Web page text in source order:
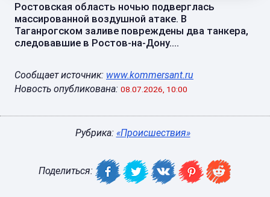
Ростовская область ночью подверглась
массированной воздушной атаке. В
Таганрогском заливе повреждены два танкера,
следовавшие в Ростов-на-Дону....
Сообщает источник: www.kommersant.ru
Новость опубликована: 08.07.2026, 10:00
Рубрика: «Происшествия»
Поделиться: